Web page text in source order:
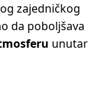
zajedničkog
da poboljšava
unutar